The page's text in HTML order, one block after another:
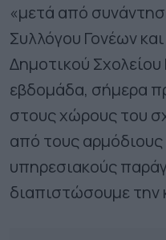
«μετά από
Συλλόγου Γονέων
Δημοτικού
εβδομάδα, σήμερα
στους χώρους του
από τους
υπηρεσιακούς
διαπιστώσουμε